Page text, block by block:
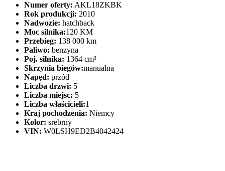
Numer oferty: AKL18ZKBK
Rok produkcji: 2010
Nadwozie: hatchback
Moc silnika:120 KM
Przebieg: 138 000 km
Paliwo: benzyna
Poj. silnika: 1364 cm³
Skrzynia biegów:manualna
Napęd: przód
Liczba drzwi: 5
Liczba miejsc: 5
Liczba właścicieli:1
Kraj pochodzenia: Niemcy
Kolor: srebrny
VIN: W0LSH9ED2B4042424